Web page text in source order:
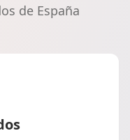
de España